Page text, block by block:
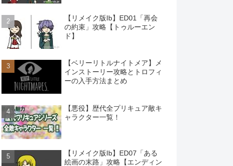
【リメイク版Ib】ED01「再会
の約束」攻略【トゥルーエン
ド】
【ベリーリトルナイトメア】メ
インストーリー攻略とトロフィ
ーの入手方法まとめ
【悪役】歴代全プリキュア敵キ
ャラクター一覧！
【リメイク版Ib】ED07「ある
絵画の末路」攻略【エンディン